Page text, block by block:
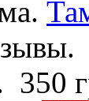
350